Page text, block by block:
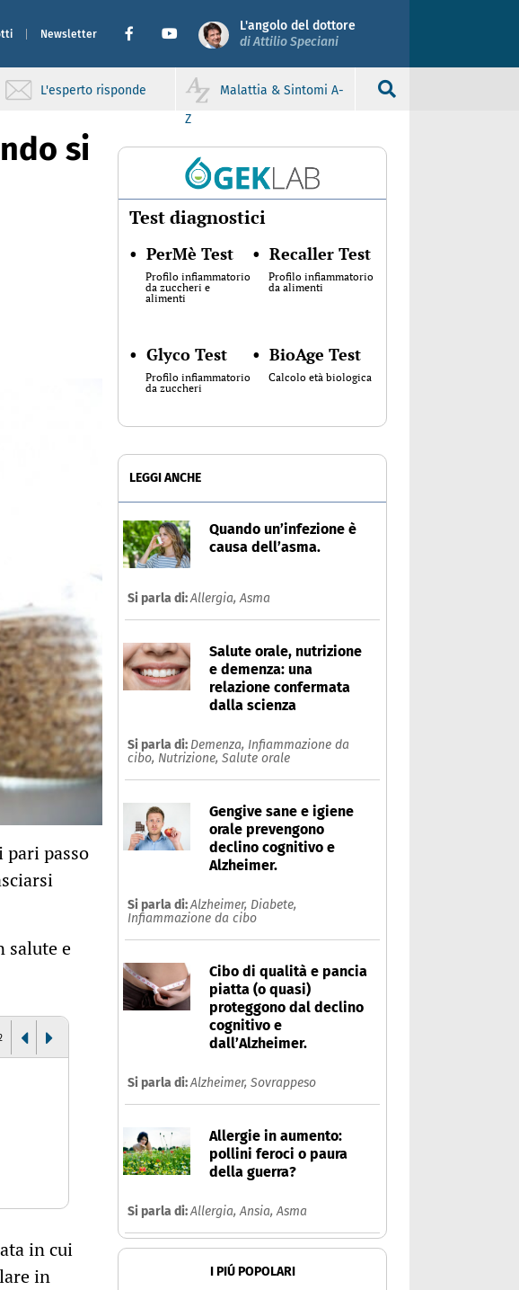
Newsletter
L'angolo del dottore
di Attilio Speciani
L'esperto risponde
Malattia & Sintomi A-
Z
si
passo
salute e
Diabete
Che cos'è
Ultime notizie
in cui
in
Test diagnostici
• PerMè Test
Profilo infiammatorio
da zuccheri e
alimenti
• Recaller Test
Profilo infiammatorio
da alimenti
• Glyco Test
Profilo infiammatorio
da zuccheri
• BioAge Test
Calcolo età biologica
LEGGI ANCHE
Quando un’infezione è
causa dell’asma.
Si parla di:Allergia,Asma
Salute orale, nutrizione
e demenza: una
relazione confermata
dalla scienza
Si parla di: Demenza, Infiammazione da
cibo, Nutrizione, Salute orale
Gengive sane e igiene
orale prevengono
declino cognitivo e
Alzheimer.
Si parla di:Alzheimer, Diabete,
Infiammazione da cibo
Cibo di qualità e pancia
piatta (o quasi)
proteggono dal declino
cognitivo e
dall’Alzheimer.
Si parla di:Alzheimer, Sovrappeso
Allergie in aumento:
pollini feroci o paura
della guerra?
Si parla di:Allergia,Ansia,Asma
I PIÚ POPOLARI